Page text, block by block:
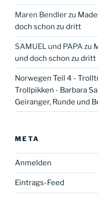
Maren Bendlerzu
doch schon zu dritt
SAMUEL und PAPAzu
und doch schon zu dritt
Norwegen Teil 4 -
Trollpikken - Barbara
Geiranger, Runde und
META
Anmelden
Eintrags-Feed